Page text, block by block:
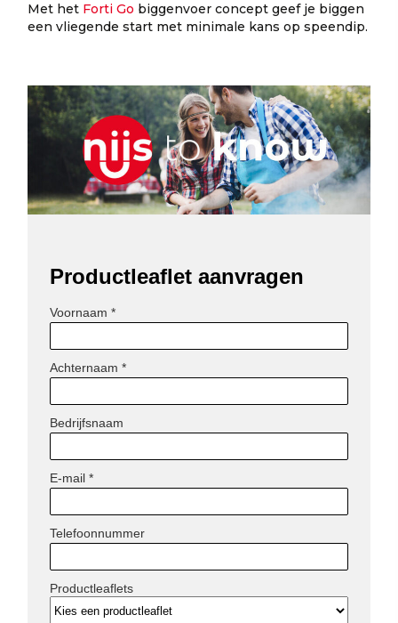
Met het Forti Go biggenvoer concept geef je biggen
een vliegende start met minimale kans op speendip.